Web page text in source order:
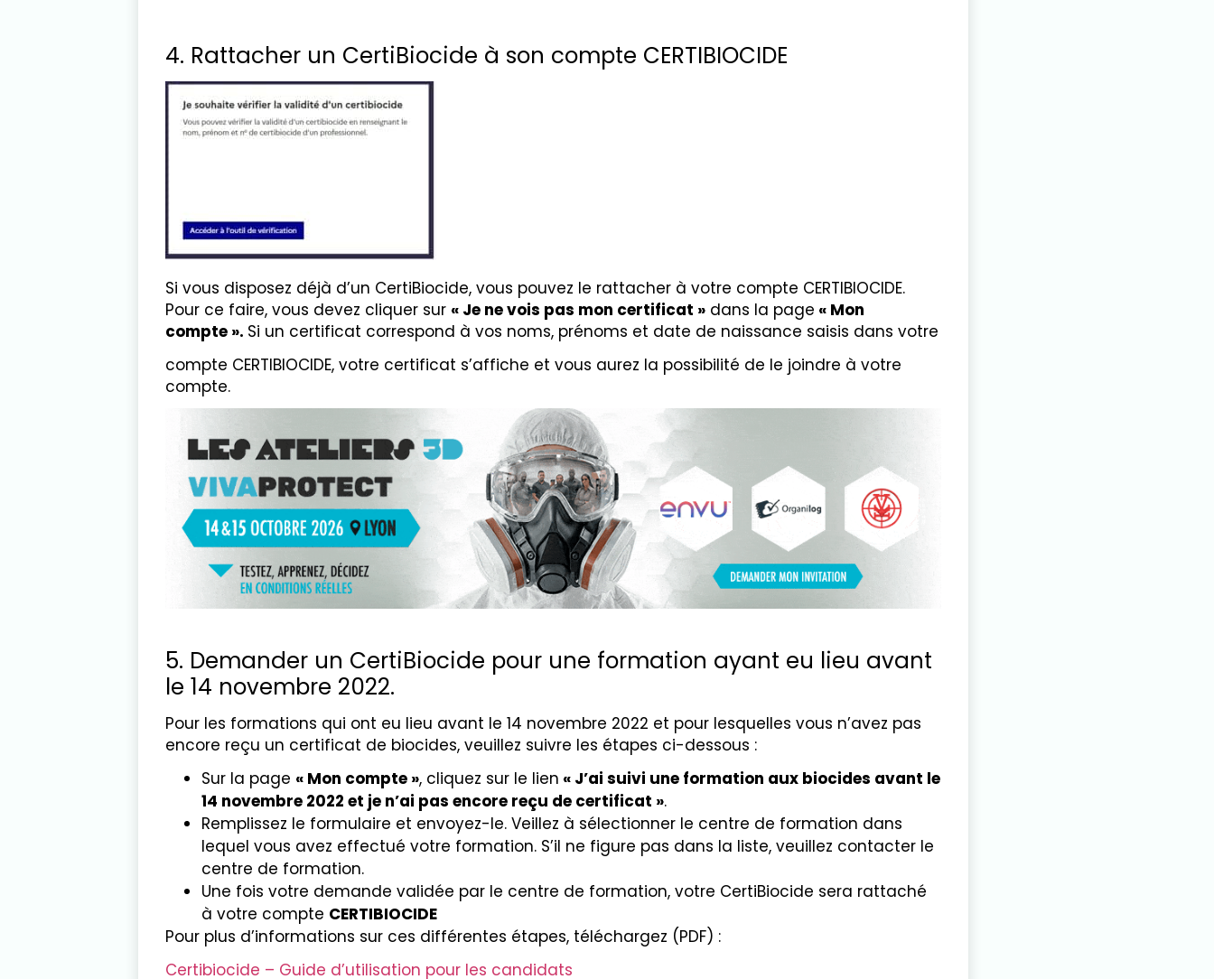
4. Rattacher un CertiBiocide à son compte CERTIBIOCIDE
Si vous disposez déjà d’un CertiBiocide, vous pouvez le rattacher à votre compte CERTIBIOCIDE.
Pour ce faire, vous devez cliquer sur « Je ne vois pas mon certificat »dans la page « Mon
compte ». Si un certificat correspond à vos noms, prénoms et date de naissance saisis dans votre
compte CERTIBIOCIDE, votre certificat s’affiche et vous aurez la possibilité de le joindre à votre
compte.
5. Demander un CertiBiocide pour une formation ayant eu lieu avant
le 14 novembre 2022.
Pour les formations qui ont eu lieu avant le 14 novembre 2022 et pour lesquelles vous n’avez pas
encore reçu un certificat de biocides, veuillez suivre les étapes ci-dessous :
Sur la page « Mon compte », cliquez sur le lien « J’ai suivi une formation aux biocides avant le
14 novembre 2022 et je n’ai pas encore reçu de certificat ».
Remplissez le formulaire et envoyez-le. Veillez à sélectionner le centre de formation dans
lequel vous avez effectué votre formation. S’il ne figure pas dans la liste, veuillez contacter le
centre de formation.
Une fois votre demande validée par le centre de formation, votre CertiBiocide sera rattaché
à votre compte CERTIBIOCIDE
Pour plus d’informations sur ces différentes étapes, téléchargez (PDF) :
Certibiocide – Guide d’utilisation pour les candidats